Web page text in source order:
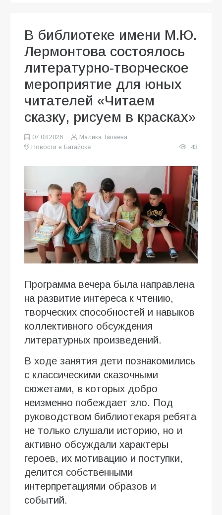
В библиотеке имени М.Ю.
Лермонтова состоялось
литературно-творческое
мероприятие для юных
читателей «Читаем
сказку, рисуем в красках»
07.08.2026
Малика Тапаева
Новости в Батайске
43
Программа вечера была направлена
на развитие интереса к чтению,
творческих способностей и навыков
коллективного обсуждения
литературных произведений.
В ходе занятия дети познакомились
с классическими сказочными
сюжетами, в которых добро
неизменно побеждает зло. Под
руководством библиотекаря ребята
не только слушали историю, но и
активно обсуждали характеры
героев, их мотивацию и поступки,
делится собственными
интерпретациями образов и
событий.